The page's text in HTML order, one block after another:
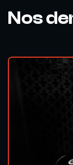
Nos